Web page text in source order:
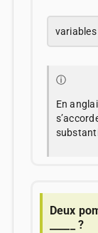
variables
ⓘ
En
Deux
_____ ?